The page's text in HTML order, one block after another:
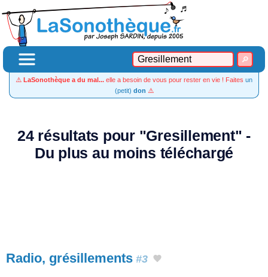
⚠️ LaSonothèque a du mal... elle a besoin de vous pour rester en vie ! Faites un
(petit) don ⚠️
24 résultats pour "Gresillement" -
Du plus au moins téléchargé
Radio, grésillements #3